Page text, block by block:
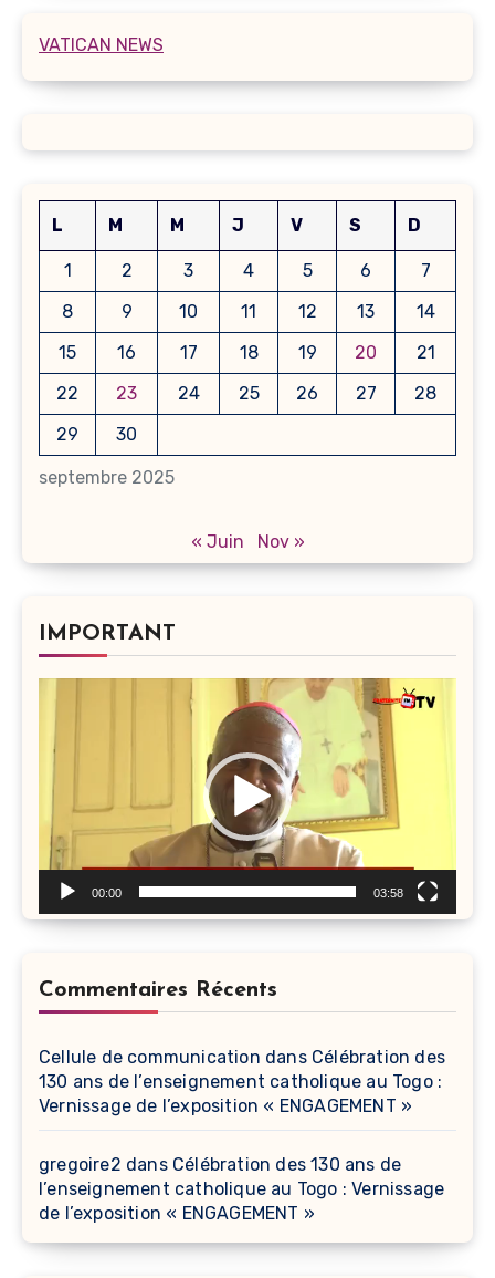
VATICAN NEWS
septembre 2025
L M M J V S D
1 2 3 4 5 6
7
8
9 10 11 12 13
14
15
16 17 18 19 20
21
22
23 24 25 26 27
28
29
30
« Juin Nov »
IMPORTANT
00:00 03:58
Commentaires Récents
Cellule de communication dans Célébration des
130 ans de l’enseignement catholique au Togo :
Vernissage de l’exposition « ENGAGEMENT »
gregoire2 dans Célébration des 130 ans de
l’enseignement catholique au Togo : Vernissage
de l’exposition « ENGAGEMENT »